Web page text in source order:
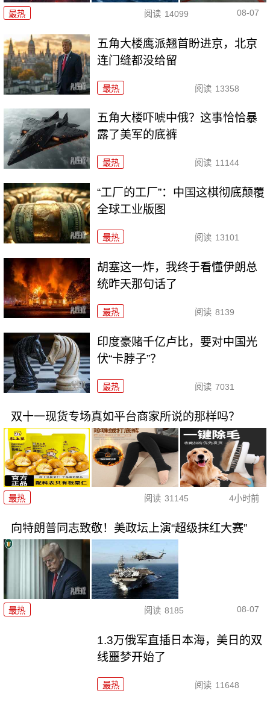
最热 阅读 14099 08-07
五角大楼鹰派翘首盼进京，北京
连门缝都没给留
最热 阅读 13358
五角大楼吓唬中俄？这事恰恰暴
露了美军的底裤
最热 阅读 11144
“工厂的工厂”：中国这棋彻底颠覆
全球工业版图
最热 阅读 13101
胡塞这一炸，我终于看懂伊朗总
统昨天那句话了
最热 阅读 8139
印度豪赌千亿卢比，要对中国光
伏“卡脖子”？
最热 阅读 7031
双十一现货专场真如平台商家所说的那样吗？
最热 阅读 31145 4小时前
向特朗普同志致敬！美政坛上演“超级抹红大赛”
最热 阅读 8185 08-07
1.3万俄军直插日本海，美日的双
线噩梦开始了
最热 阅读 11648